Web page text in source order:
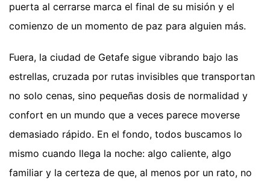
puerta al cerrarse marca el final de su misión y el
comienzo de un momento de paz para alguien más.
Fuera, la ciudad de Getafe sigue vibrando bajo las
estrellas, cruzada por rutas invisibles que transportan
no solo cenas, sino pequeñas dosis de normalidad y
confort en un mundo que a veces parece moverse
demasiado rápido. En el fondo, todos buscamos lo
mismo cuando llega la noche: algo caliente, algo
familiar y la certeza de que, al menos por un rato, no